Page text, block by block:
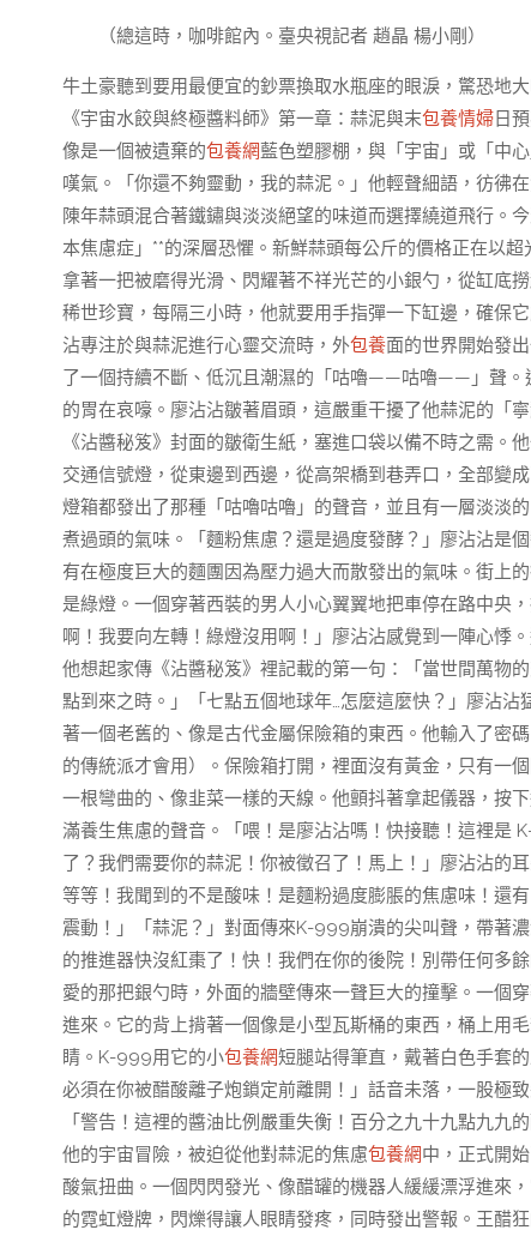
（總這時，咖啡館內。臺央視記者 趙晶 楊小剛）
牛土豪聽到要用最便宜的鈔票換取水瓶座的眼淚，驚恐地
《宇宙水餃與終極醬料師》第一章：蒜泥與末包養情婦日
像是一個被遺棄的包養網藍色塑膠棚，與「宇宙」或「中
嘆氣。「你還不夠靈動，我的蒜泥。」他輕聲細語，彷彿
陳年蒜頭混合著鐵鏽與淡淡絕望的味道而選擇繞道飛行。
本焦慮症」**的深層恐懼。新鮮蒜頭每公斤的價格正在以
拿著一把被磨得光滑、閃耀著不祥光芒的小銀勺，從缸底
稀世珍寶，每隔三小時，他就要用手指彈一下缸邊，確保
沾專注於與蒜泥進行心靈交流時，外包養面的世界開始發
了一個持續不斷、低沉且潮濕的「咕嚕——咕嚕——」聲。
的胃在哀嚎。廖沾沾皺著眉頭，這嚴重干擾了他蒜泥的「
《沾醬秘笈》封面的皺衛生紙，塞進口袋以備不時之需。
交通信號燈，從東邊到西邊，從高架橋到巷弄口，全部變
燈箱都發出了那種「咕嚕咕嚕」的聲音，並且有一層淡
煮過頭的氣味。「麵粉焦慮？還是過度發酵？」廖沾沾是
有在極度巨大的麵團因為壓力過大而散發出的氣味。街上
是綠燈。一個穿著西裝的男人小心翼翼地把車停在路中央
啊！我要向左轉！綠燈沒用啊！」廖沾沾感覺到一陣心悸
他想起家傳《沾醬秘笈》裡記載的第一句：「當世間萬物
點到來之時。」「七點五個地球年…怎麼這麼快？」廖沾
著一個老舊的、像是古代金屬保險箱的東西。他輸入了密
的傳統派才會用）。保險箱打開，裡面沒有黃金，只有一
一根彎曲的、像韭菜一樣的天線。他顫抖著拿起儀器，
滿養生焦慮的聲音。「喂！是廖沾沾嗎！快接聽！這裡是
了？我們需要你的蒜泥！你被徵召了！馬上！」廖沾沾的
等等！我聞到的不是酸味！是麵粉過度膨脹的焦慮味！還
震動！」「蒜泥？」對面傳來K-999崩潰的尖叫聲，帶著
的推進器快沒紅棗了！快！我們在你的後院！別帶任何
愛的那把銀勺時，外面的牆壁傳來一聲巨大的撞擊。一個
進來。它的背上揹著一個像是小型瓦斯桶的東西，桶上
睛。K-999用它的小包養網短腿站得筆直，戴著白色手套
必須在你被醋酸離子炮鎖定前離開！」話音未落，一股極
「警告！這裡的醬油比例嚴重失衡！百分之九十九點九九
他的宇宙冒險，被迫從他對蒜泥的焦慮包養網中，正式開
酸氣扭曲。一個閃閃發光、像醋罐的機器人緩緩漂浮進來
的霓虹燈牌，閃爍得讓人眼睛發疼，同時發出警報。王醋